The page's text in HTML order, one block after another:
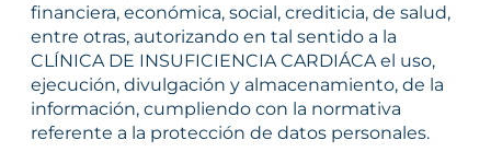
financiera, económica, social, crediticia, de salud,
entre otras, autorizando en tal sentido a la
CLÍNICA DE INSUFICIENCIA CARDIÁCA el uso,
ejecución, divulgación y almacenamiento, de la
información, cumpliendo con la normativa
referente a la protección de datos personales.